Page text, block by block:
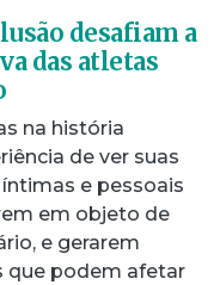
desafiam a
das atletas
na história
de ver suas
e pessoais
em objeto de
e gerarem
que podem afetar